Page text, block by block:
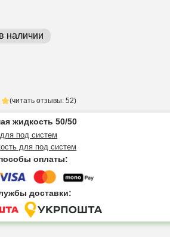
наличии
(читать отзывы: 52)
жидкость 50/50
под систем
для под систем
оплаты:
доставки: